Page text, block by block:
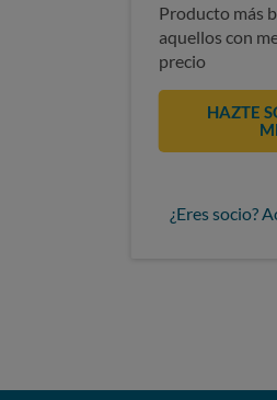
Producto más
aquellos con
precio
HAZTE
¿Eres socio?